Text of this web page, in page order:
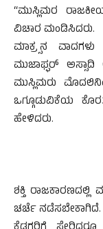
“ಮುಸ್ಲಿಮರ
ವಿಚಾರ ಮಂಡಿಸಿದರು.
ಮಾಕ್ರ್ಸನ
ಮುಜಾಫ್ಫರ್
ಮುಸ್ಲಿಮರು
ಒಗ್ಗೂಡುವಿಕೆಯ
ಹೇಳಿದರು.
ಶಕ್ತಿ ರಾಜಕಾರಣದಲ್ಲಿ
ಚರ್ಚೆ ನಡೆಸಬೇಕಾಗಿದೆ.